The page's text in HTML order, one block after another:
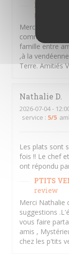
PTITS
review
Merci Béatrice
commentaire
famille entre
,à la
Terre. Amitiés
Nathalie D
2026-07-04-
service : 5/5
Les plats sont
fois !! Le chef
ont répondu
PTITS
review
Merci Nathalie
suggestions
vous faire
amis ,
chez les p'tits